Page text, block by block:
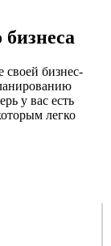
своей бизнес-
у вас есть
легко